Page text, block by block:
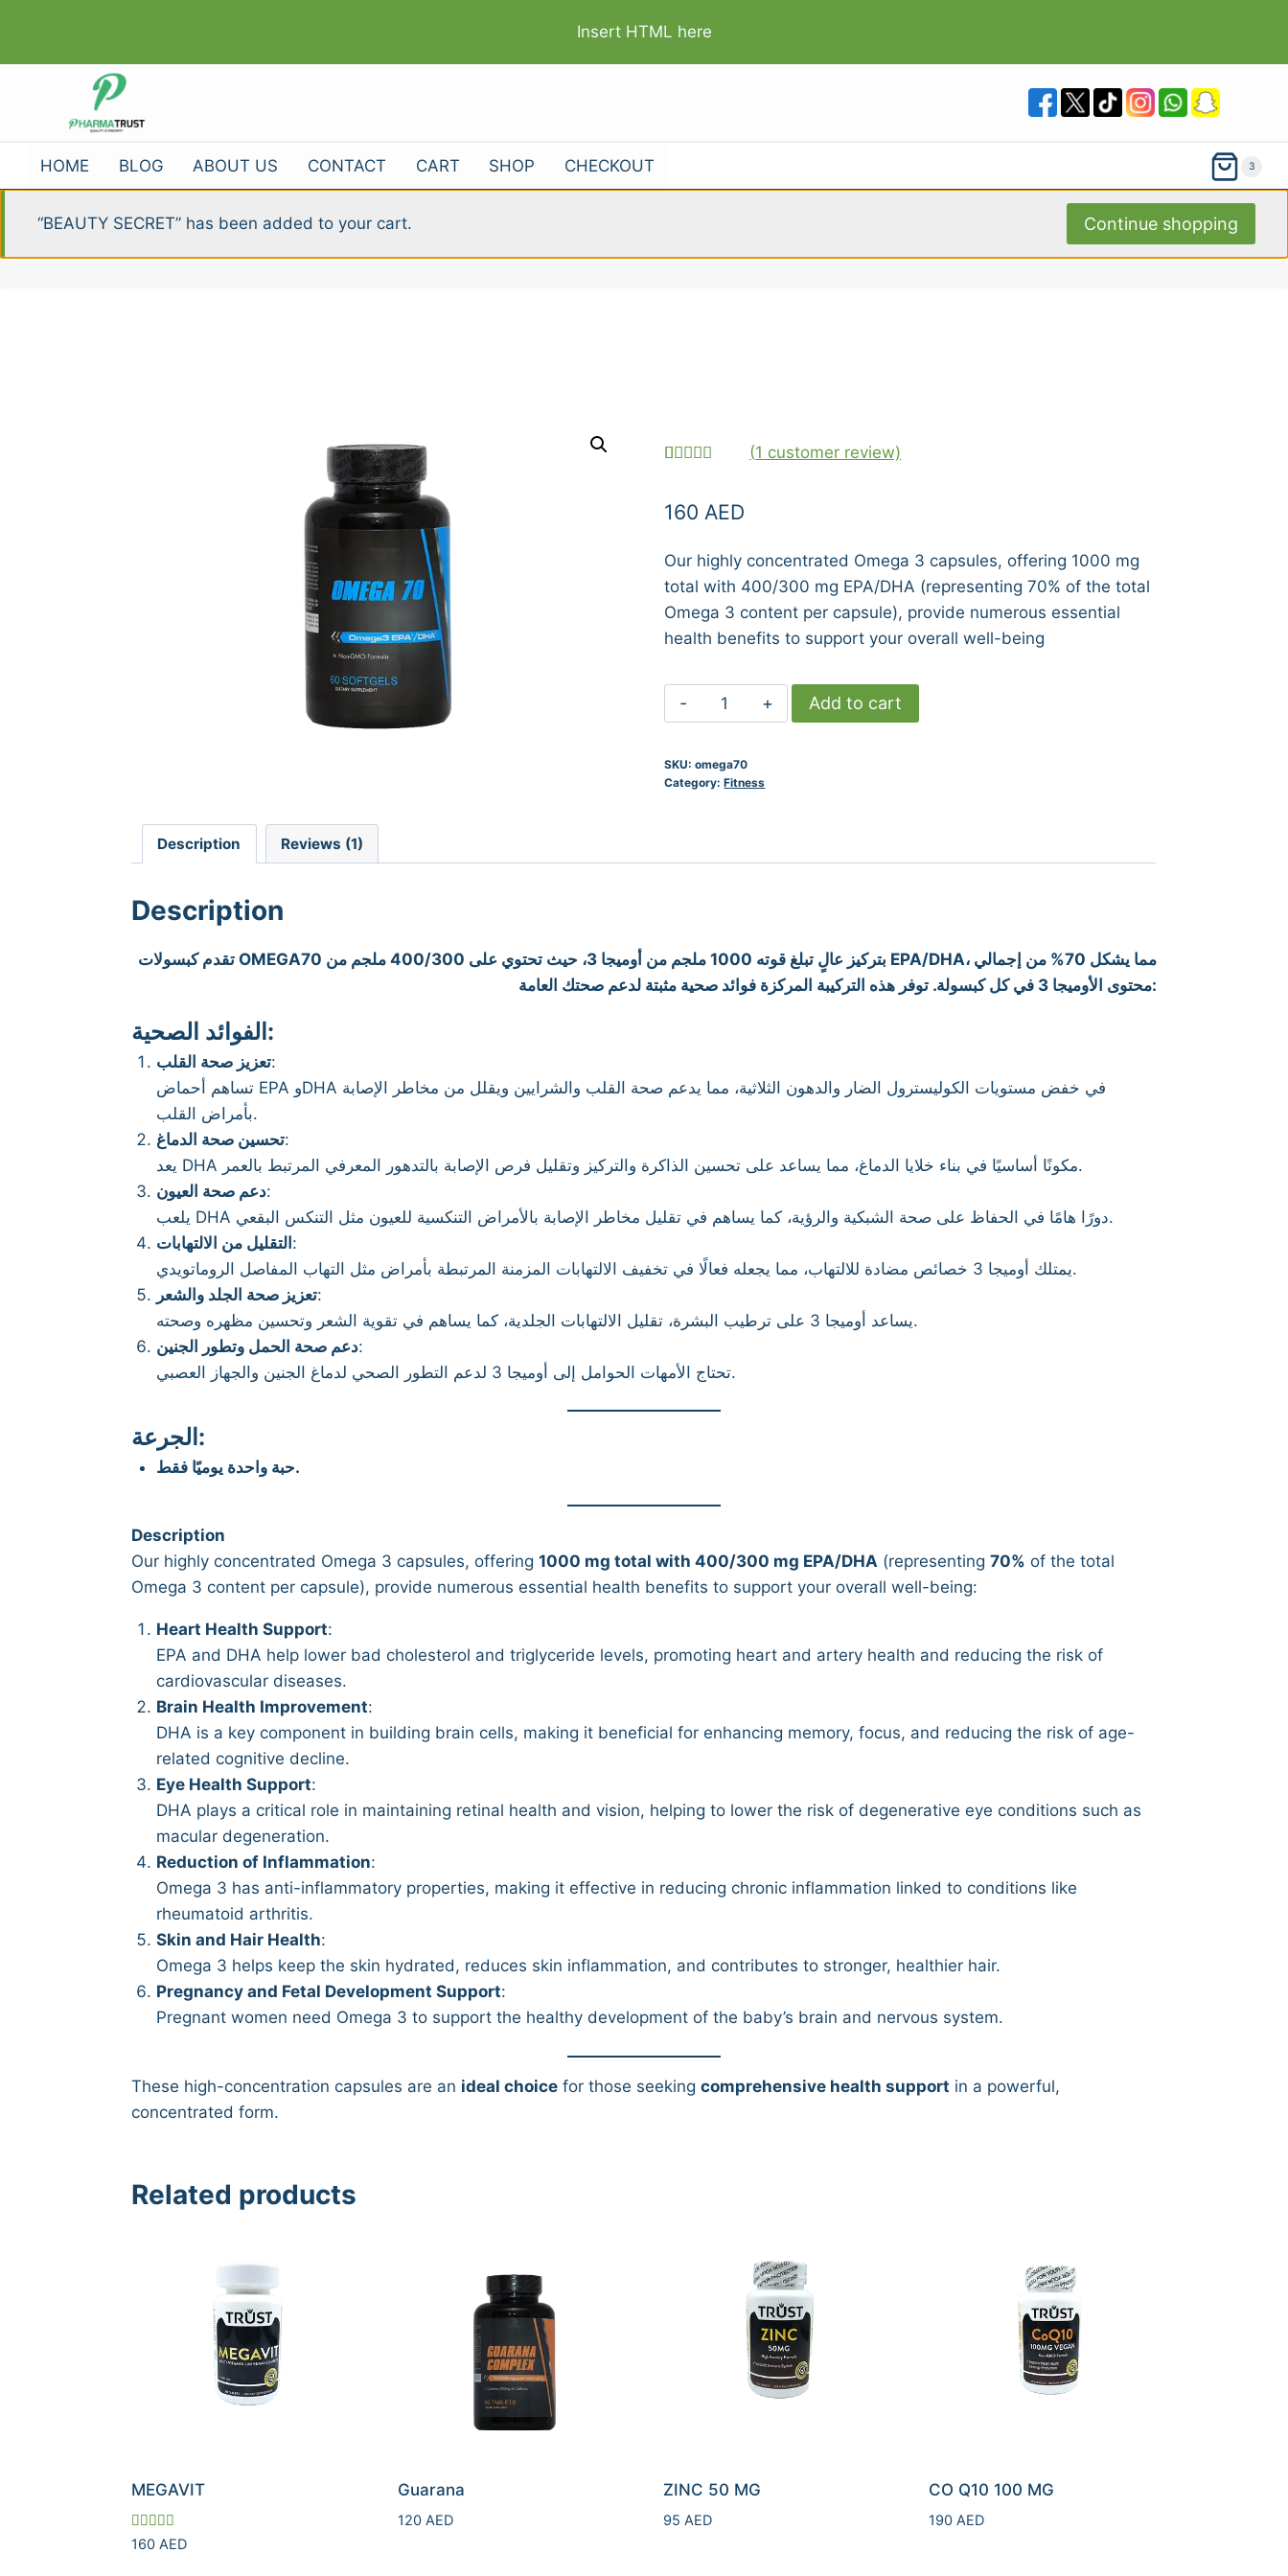
content
Insert HTML here
HOME BLOG ABOUT US CONTACT CART SHOP CHECKOUT 3
“BEAUTY SECRET” has been added to your cart. Continue shopping
based on
customer
(1 customer review)
160 AED
Our highly concentrated Omega 3 capsules, offering 1000 mg
total with 400/300 mg EPA/DHA (representing 70% of the total
Omega 3 content per capsule), provide numerous essential
health benefits to support your overall well-being
OMEGA70
quantity
Add to cart
SKU:omega70
Category:Fitness
Description Reviews (1)
Description
تقدم كبسولات OMEGA70 بتركيز عالٍ تبلغ قوته 1000 ملجم من أوميجا 3، حيث تحتوي على 400/300 ملجم من EPA/DHA، مما يشكل 70% من إجمالي
محتوى الأوميجا 3 في كل كبسولة. توفر هذه التركيبة المركزة فوائد صحية مثبتة لدعم صحتك العامة:
الفوائد الصحية:
تعزيز صحة القلب:
تساهم أحماض EPA وDHA في خفض مستويات الكوليسترول الضار والدهون الثلاثية، مما يدعم صحة القلب والشرايين ويقلل من مخاطر الإصابة
بأمراض القلب.
تحسين صحة الدماغ:
يعد DHA مكونًا أساسيًا في بناء خلايا الدماغ، مما يساعد على تحسين الذاكرة والتركيز وتقليل فرص الإصابة بالتدهور المعرفي المرتبط بالعمر.
دعم صحة العيون:
يلعب DHA دورًا هامًا في الحفاظ على صحة الشبكية والرؤية، كما يساهم في تقليل مخاطر الإصابة بالأمراض التنكسية للعيون مثل التنكس البقعي.
التقليل من الالتهابات:
يمتلك أوميجا 3 خصائص مضادة للالتهاب، مما يجعله فعالًا في تخفيف الالتهابات المزمنة المرتبطة بأمراض مثل التهاب المفاصل الروماتويدي.
تعزيز صحة الجلد والشعر:
يساعد أوميجا 3 على ترطيب البشرة، تقليل الالتهابات الجلدية، كما يساهم في تقوية الشعر وتحسين مظهره وصحته.
دعم صحة الحمل وتطور الجنين:
تحتاج الأمهات الحوامل إلى أوميجا 3 لدعم التطور الصحي لدماغ الجنين والجهاز العصبي.
الجرعة:
حبة واحدة يوميًا فقط.
Description
Our highly concentrated Omega 3 capsules, offering1000 mg total with 400/300 mg EPA/DHA (representing70% of the total
Omega 3 content per capsule), provide numerous essential health benefits to support your overall well-being:
Heart Health Support:
EPA and DHA help lower bad cholesterol and triglyceride levels, promoting heart and artery health and reducing the risk of
cardiovascular diseases.
Brain Health Improvement:
DHA is a key component in building brain cells, making it beneficial for enhancing memory, focus, and reducing the risk of age-
related cognitive decline.
Eye Health Support:
DHA plays a critical role in maintaining retinal health and vision, helping to lower the risk of degenerative eye conditions such as
macular degeneration.
Reduction of Inflammation:
Omega 3 has anti-inflammatory properties, making it effective in reducing chronic inflammation linked to conditions like
rheumatoid arthritis.
Skin and Hair Health:
Omega 3 helps keep the skin hydrated, reduces skin inflammation, and contributes to stronger, healthier hair.
Pregnancy and Fetal Development Support:
Pregnant women need Omega 3 to support the healthy development of the baby’s brain and nervous system.
These high-concentration capsules are an ideal choice for those seekingcomprehensive health support in a powerful,
concentrated form.
Related products
MEGAVIT
Rated
5.00
160AED
Guarana
120 AED
ZINC 50 MG
95 AED
CO Q10 100 MG
190AED